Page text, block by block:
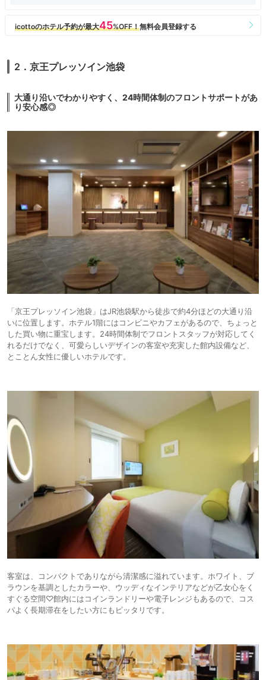
2．京王プレッソイン池袋
大通り沿いでわかりやすく、24時間体制のフロントサポートがあ
り安心感◎
「京王プレッソイン池袋」はJR池袋駅から徒歩で約4分ほどの大通り沿
いに位置します。ホテル1階にはコンビニやカフェがあるので、ちょっと
した買い物に重宝します。24時間体制でフロントスタッフが対応してく
れるだけでなく、可愛らしいデザインの客室や充実した館内設備など、
とことん女性に優しいホテルです。
客室は、コンパクトでありながら清潔感に溢れています。ホワイト、ブ
ラウンを基調としたカラーや、ウッディなインテリアなどが乙女心をく
すぐる空間♡館内にはコインランドリーや電子レンジもあるので、コス
パよく長期滞在をしたい方にもピッタリです。